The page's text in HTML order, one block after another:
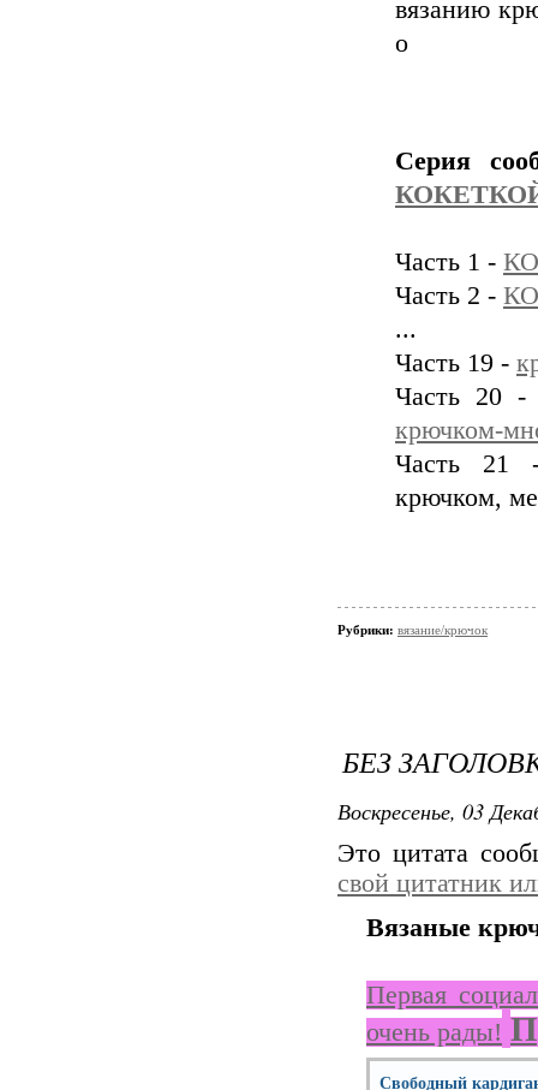
вязанию
о
Серия
Часть 1 -
Часть 2 -
...
Часть 19 -
Часть 20
крючком-
Часть 21
крючком,
Рубрики: вязание/крючок
БЕЗ
Воскресенье, 03
Это цитата
свой цитатник
Вязаные
Первая
очень рады!
Свободный